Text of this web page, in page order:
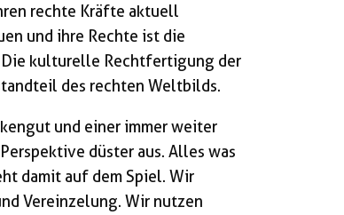
rechte Kräfte aktuell
und ihre Rechte ist die
Die kulturelle Rechtfertigung der
des rechten Weltbilds.
und einer immer weiter
düster aus. Alles was
damit auf dem Spiel. Wir
Vereinzelung. Wir nutzen